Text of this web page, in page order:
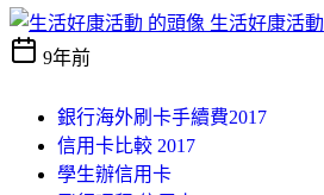
生活好康活動
9年前
銀行海外刷卡手續費2017
信用卡比較 2017
學生辦信用卡